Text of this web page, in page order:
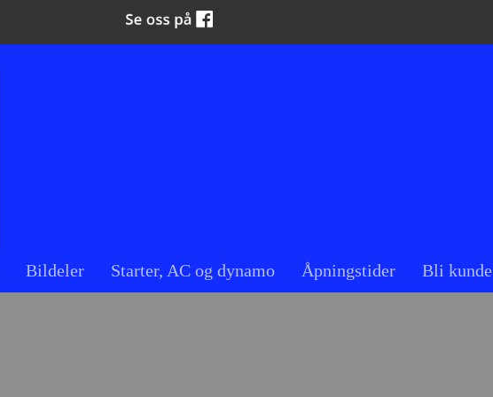
Bildeler Starter, AC og dynamo Åpningstider Bli kunde